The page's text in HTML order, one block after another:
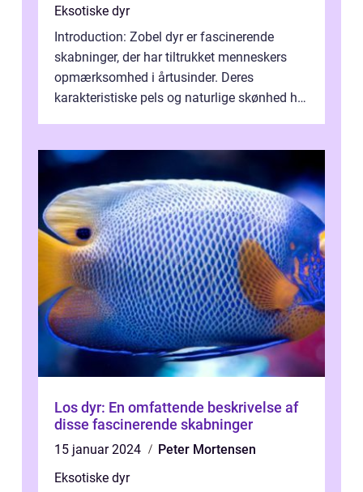
Eksotiske dyr
Introduction: Zobel dyr er fascinerende
skabninger, der har tiltrukket menneskers
opmærksomhed i årtusinder. Deres
karakteristiske pels og naturlige skønhed har
Los dyr: En omfattende beskrivelse af
disse fascinerende skabninger
15 januar 2024
Peter Mortensen
Eksotiske dyr